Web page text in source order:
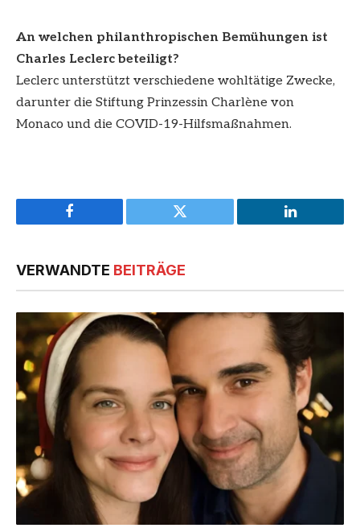
An welchen philanthropischen Bemühungen ist
Charles Leclerc beteiligt?
Leclerc unterstützt verschiedene wohltätige Zwecke,
darunter die Stiftung Prinzessin Charlène von
Monaco und die COVID-19-Hilfsmaßnahmen.
Facebook Twitter LinkedIn
VERWANDTE BEITRÄGE